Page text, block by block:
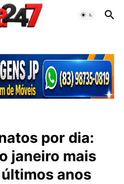
por dia:
janeiro mais
anos